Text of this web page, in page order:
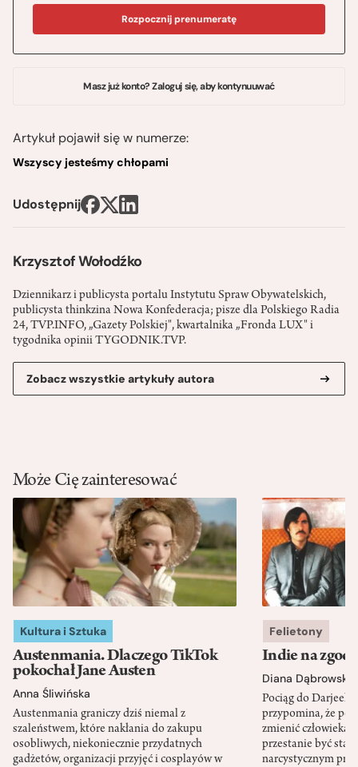
Krzysztof Wołodźko
Dziennikarz i publicysta portalu Instytutu Spraw Obywatelskich,
publicysta thinkzina Nowa Konfederacja; pisze dla Polskiego Radia
24, TVP.INFO, „Gazety Polskiej", kwartalnika „Fronda LUX" i
tygodnika opinii TYGODNIK.TVP.
Zobacz wszystkie artykuły autora
Rozpocznij prenumeratę
Masz już konto? Zaloguj się, aby kontynuuwać
Artykuł pojawił się w numerze:
Wszyscy jesteśmy chłopami
Udostępnij
Może Cię zainteresować
Kultura i Sztuka
Austenmania. Dlaczego TikTok
pokochał Jane Austen
Anna Śliwińska
Austenmania graniczy dziś niemal z
szaleństwem, które nakłania do zakupu
osobliwych, niekoniecznie przydatnych
gadżetów, organizacji przyjęć i cosplayów w
Felietony
Indie na
Diana Dąbrowska
Pociąg do
przypomina, że
zmienić człowieka
przestanie być
narcystycznym